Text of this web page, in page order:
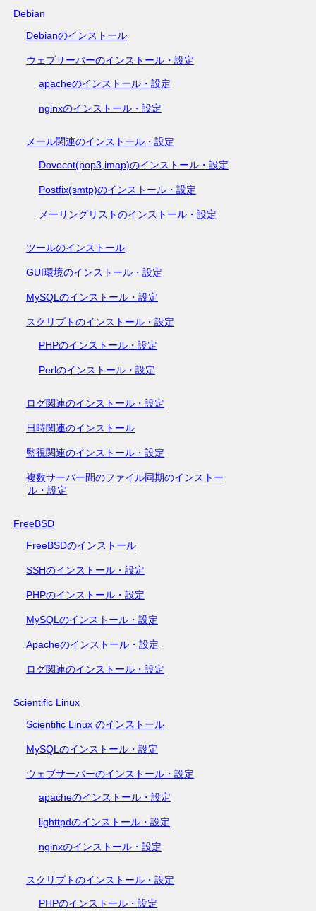
Debian
Debianのインストール
ウェブサーバーのインストール・設定
apacheのインストール・設定
nginxのインストール・設定
メール関連のインストール・設定
Dovecot(pop3,imap)のインストール・設定
Postfix(smtp)のインストール・設定
メーリングリストのインストール・設定
ツールのインストール
GUI環境のインストール・設定
MySQLのインストール・設定
スクリプトのインストール・設定
PHPのインストール・設定
Perlのインストール・設定
ログ関連のインストール・設定
日時関連のインストール
監視関連のインストール・設定
複数サーバー間のファイル同期のインストー
ル・設定
FreeBSD
FreeBSDのインストール
SSHのインストール・設定
PHPのインストール・設定
MySQLのインストール・設定
Apacheのインストール・設定
ログ関連のインストール・設定
Scientific Linux
Scientific Linux のインストール
MySQLのインストール・設定
ウェブサーバーのインストール・設定
apacheのインストール・設定
lighttpdのインストール・設定
nginxのインストール・設定
スクリプトのインストール・設定
PHPのインストール・設定